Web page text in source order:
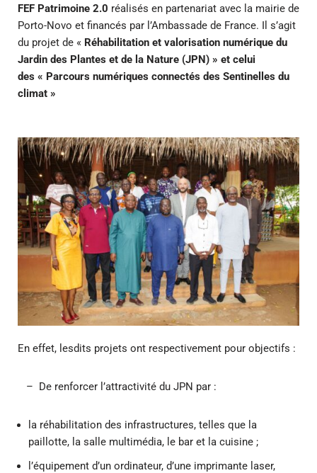
FEF Patrimoine 2.0 réalisés en partenariat avec la mairie de
Porto-Novo et financés par l’Ambassade de France. Il s’agit
du projet de « Réhabilitation et valorisation numérique du
Jardin des Plantes et de la Nature (JPN) » et celui
des « Parcours numériques connectés des Sentinelles du
climat »
En effet, lesdits projets ont respectivement pour objectifs :
– De renforcer l’attractivité du JPN par :
la réhabilitation des infrastructures, telles que la
paillotte, la salle multimédia, le bar et la cuisine ;
l’équipement d’un ordinateur, d’une imprimante laser,